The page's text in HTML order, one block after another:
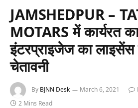
JAMSHEDPUR –
MOTARS में कार्यरत
इंटरप्राइजेज का लाइसेंस
चेतावनी
By BJNN Desk March 6, 2021
2 Mins Read